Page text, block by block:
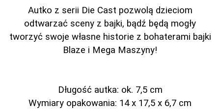
Autko z serii Die Cast pozwolą dzieciom
odtwarzać sceny z bajki, bądź będą mogły
tworzyć swoje własne historie z bohaterami bajki
Blaze i Mega Maszyny!
Długość autka: ok. 7,5 cm
Wymiary opakowania: 14 x 17,5 x 6,7 cm